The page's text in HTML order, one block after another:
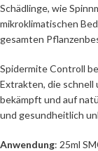
Schädlinge, wie
mikroklimatischen
gesamten
Spidermite Controll
Extrakten, die schnell
bekämpft und auf
und gesundheitlich
Anwendung: 25ml